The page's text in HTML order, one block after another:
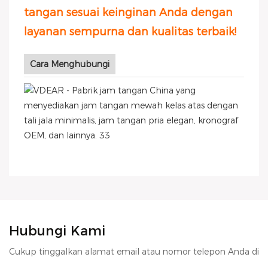
tangan sesuai keinginan Anda dengan
layanan sempurna dan kualitas terbaik!
Cara Menghubungi
Hubungi Kami
Cukup tinggalkan alamat email atau nomor telepon Anda di